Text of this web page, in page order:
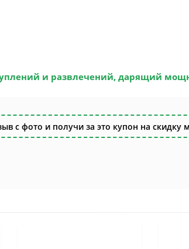
и развлечений, дарящий
с фото и получи за это купон на скидку